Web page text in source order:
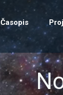
Časopis